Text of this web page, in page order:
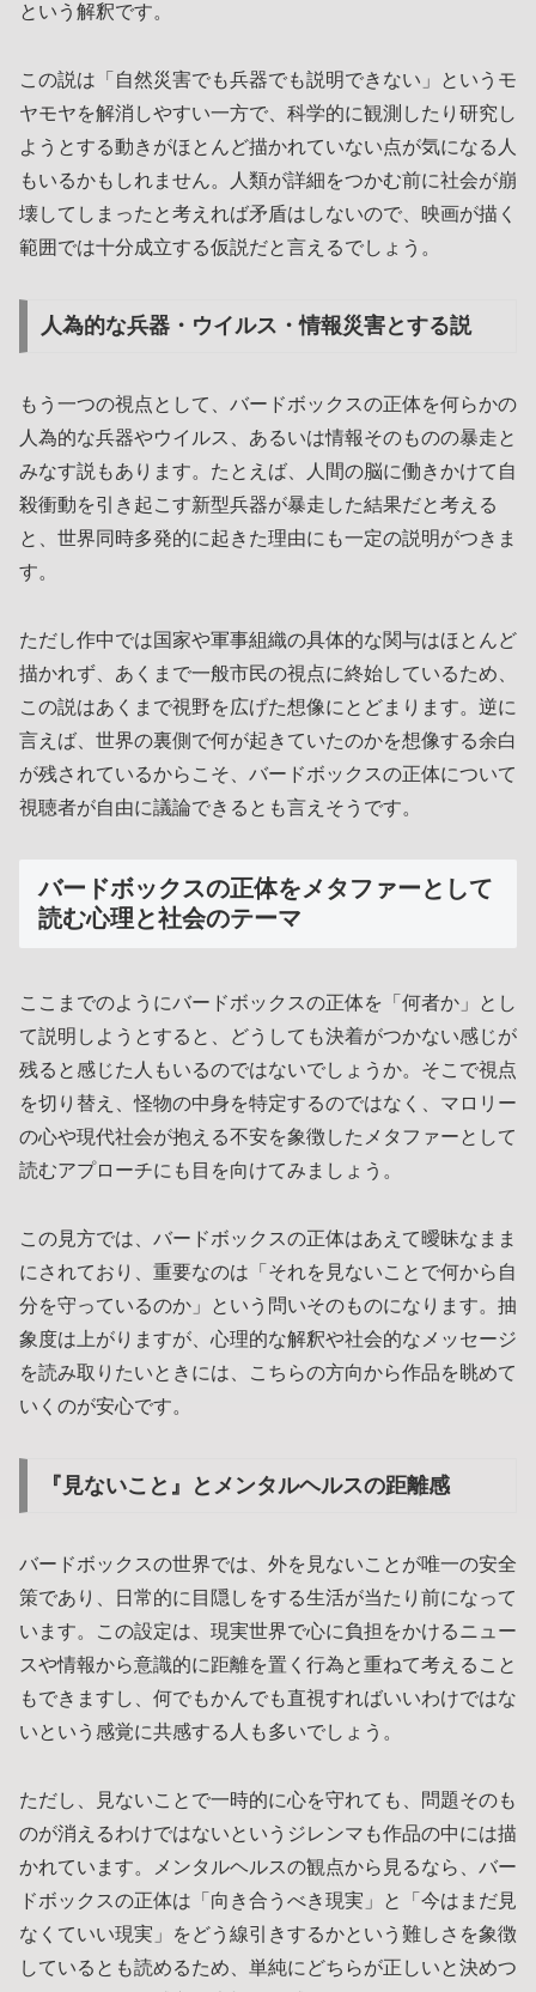
という解釈です。
この説は「自然災害でも兵器でも説明できない」というモ
ヤモヤを解消しやすい一方で、科学的に観測したり研究し
ようとする動きがほとんど描かれていない点が気になる人
もいるかもしれません。人類が詳細をつかむ前に社会が崩
壊してしまったと考えれば矛盾はしないので、映画が描く
範囲では十分成立する仮説だと言えるでしょう。
人為的な兵器・ウイルス・情報災害とする説
もう一つの視点として、バードボックスの正体を何らかの
人為的な兵器やウイルス、あるいは情報そのものの暴走と
みなす説もあります。たとえば、人間の脳に働きかけて自
殺衝動を引き起こす新型兵器が暴走した結果だと考える
と、世界同時多発的に起きた理由にも一定の説明がつきま
す。
ただし作中では国家や軍事組織の具体的な関与はほとんど
描かれず、あくまで一般市民の視点に終始しているため、
この説はあくまで視野を広げた想像にとどまります。逆に
言えば、世界の裏側で何が起きていたのかを想像する余白
が残されているからこそ、バードボックスの正体について
視聴者が自由に議論できるとも言えそうです。
バードボックスの正体をメタファーとして
読む心理と社会のテーマ
ここまでのようにバードボックスの正体を「何者か」とし
て説明しようとすると、どうしても決着がつかない感じが
残ると感じた人もいるのではないでしょうか。そこで視点
を切り替え、怪物の中身を特定するのではなく、マロリー
の心や現代社会が抱える不安を象徴したメタファーとして
読むアプローチにも目を向けてみましょう。
この見方では、バードボックスの正体はあえて曖昧なまま
にされており、重要なのは「それを見ないことで何から自
分を守っているのか」という問いそのものになります。抽
象度は上がりますが、心理的な解釈や社会的なメッセージ
を読み取りたいときには、こちらの方向から作品を眺めて
いくのが安心です。
『見ないこと』とメンタルヘルスの距離感
バードボックスの世界では、外を見ないことが唯一の安全
策であり、日常的に目隠しをする生活が当たり前になって
います。この設定は、現実世界で心に負担をかけるニュー
スや情報から意識的に距離を置く行為と重ねて考えること
もできますし、何でもかんでも直視すればいいわけではな
いという感覚に共感する人も多いでしょう。
ただし、見ないことで一時的に心を守れても、問題そのも
のが消えるわけではないというジレンマも作品の中には描
かれています。メンタルヘルスの観点から見るなら、バー
ドボックスの正体は「向き合うべき現実」と「今はまだ見
なくていい現実」をどう線引きするかという難しさを象徴
しているとも読めるため、単純にどちらが正しいと決めつ